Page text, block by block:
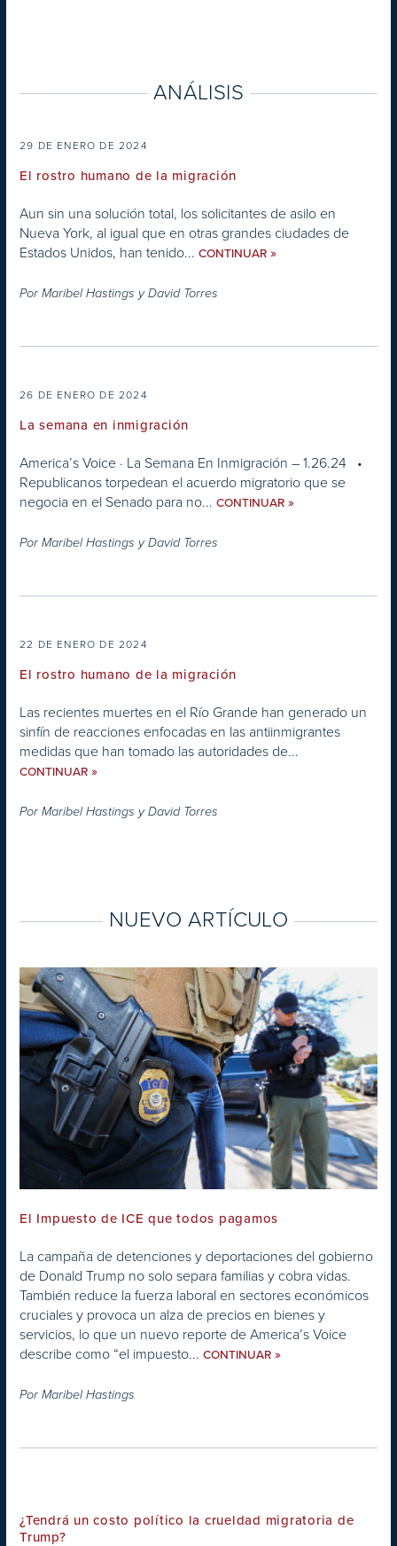
ANÁLISIS
29 DE ENERO DE 2024
El rostro humano de la migración
Aun sin una solución total, los solicitantes de asilo en
Nueva York, al igual que en otras grandes ciudades de
Estados Unidos, han tenido... CONTINUAR »
Por Maribel Hastings y David Torres
26 DE ENERO DE 2024
La semana en inmigración
America’s Voice · La Semana En Inmigración – 1.26.24 •
Republicanos torpedean el acuerdo migratorio que se
negocia en el Senado para no... CONTINUAR »
Por Maribel Hastings y David Torres
22 DE ENERO DE 2024
El rostro humano de la migración
Las recientes muertes en el Río Grande han generado un
sinfín de reacciones enfocadas en las antiinmigrantes
medidas que han tomado las autoridades de...
CONTINUAR »
Por Maribel Hastings y David Torres
NUEVO ARTÍCULO
El Impuesto de ICE que todos pagamos
La campaña de detenciones y deportaciones del gobierno
de Donald Trump no solo separa familias y cobra vidas.
También reduce la fuerza laboral en sectores económicos
cruciales y provoca un alza de precios en bienes y
servicios, lo que un nuevo reporte de America’s Voice
describe como “el impuesto... CONTINUAR »
Por Maribel Hastings
¿Tendrá un costo político la crueldad migratoria de
Trump?